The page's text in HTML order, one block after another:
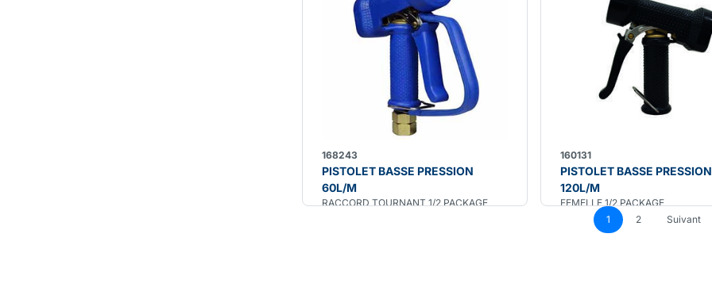
168243
PISTOLET BASSE PRESSION
60L/M
RACCORD TOURNANT 1/2 PACKAGE
160131
PISTOLET BASSE PRESSION
120L/M
FEMELLE 1/2 PACKAGE
1 2 Suivant